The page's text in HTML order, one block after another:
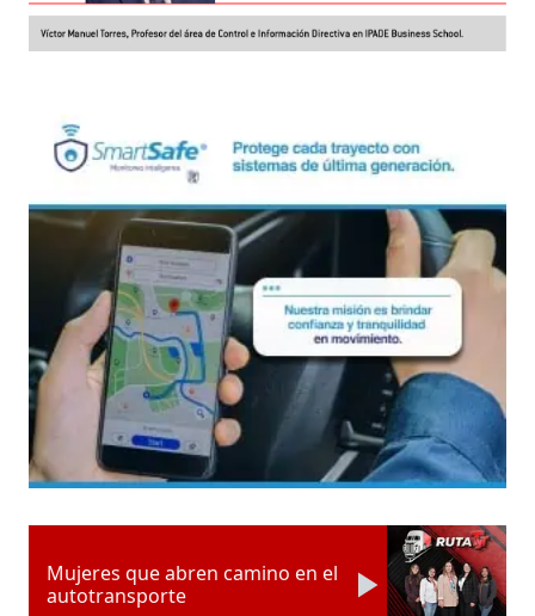
Mujeres que abren camino en el
autotransporte